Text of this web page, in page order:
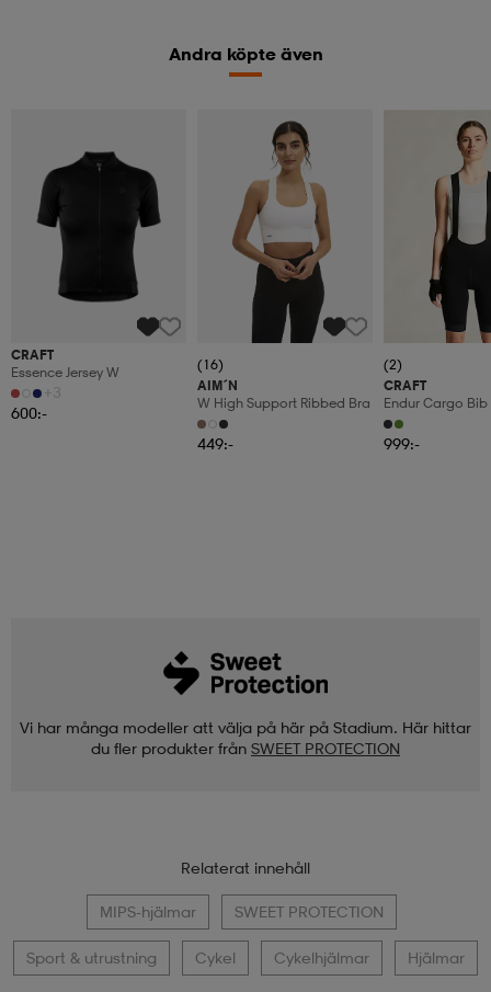
Andra köpte även
CRAFT
Essence Jersey W
+3
600:-
(16)
AIM´N
W High Support Ribbed Bra
449:-
(2)
CRAFT
Endur Cargo Bib
W
999:-
Vi har många modeller att välja på här på Stadium. Här hittar
du fler produkter från SWEET PROTECTION
Relaterat innehåll
MIPS-hjälmar SWEET PROTECTION
Sport & utrustning Cykel Cykelhjälmar Hjälmar